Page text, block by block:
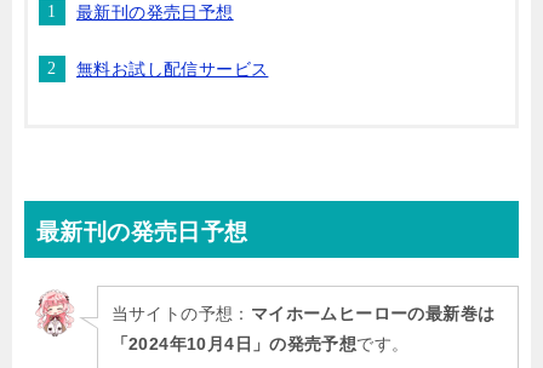
最新刊の発売日予想
無料お試し配信サービス
最新刊の発売日予想
当サイトの予想： マイホームヒーローの最新巻は
「2024年10月4日」の発売予想です。